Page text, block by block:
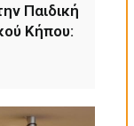
Παιδική
Κήπου: